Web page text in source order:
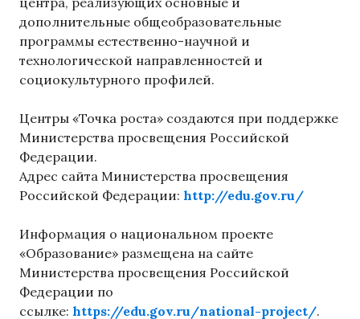
дополнительные общеобразовательные
программы естественно-научной и
технологической направленностей и
социокультурного профилей.
Центры «Точка роста» создаются при поддержке
Министерства просвещения Российской
Федерации.
Адрес сайта Министерства просвещения
Российской Федерации: http://edu.gov.ru/
Информация о национальном проекте
«Образование» размещена на сайте
Министерства просвещения Российской
Федерации по
ссылке: https://edu.gov.ru/national-project/.